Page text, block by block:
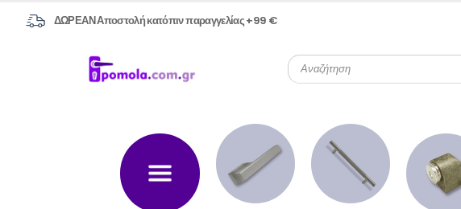
ΔΩΡΕΑΝ Αποστολή κατόπιν παραγγελίας +99 €